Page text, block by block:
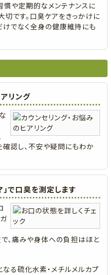
慣や定期的なメンテナンスに
です。口臭ケアをきっかけに
けでなく全身の健康維持にも
リング
認し、不安や疑問にもわか
で口臭を測定します
、痛みや身体への負担はほと
る硫化水素・メチルメルカプ